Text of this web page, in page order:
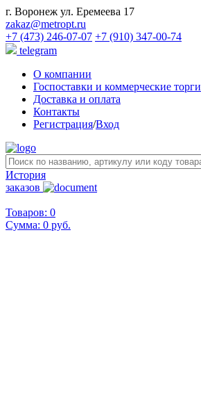
г. Воронеж ул. Еремеева 17
zakaz@metropt.ru
+7 (473) 246-07-07 +7 (910) 347-00-74
telegram
О компании
Госпоставки и коммерческие торги
Доставка и оплата
Контакты
Регистрация/Вход
История
заказов
Товаров: 0
Сумма: 0 руб.